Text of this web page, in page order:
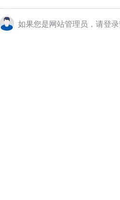
如果您是网站管理员，请登